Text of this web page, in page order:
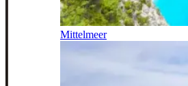
Mittelmeer